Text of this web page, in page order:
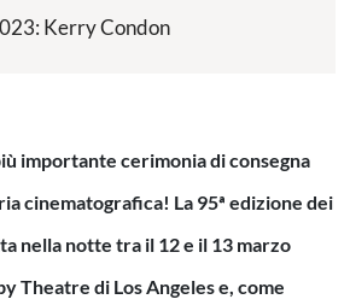
Kerry Condon
importante cerimonia di consegna
cinematografica! La 95ª edizione dei
nella notte tra il 12 e il 13 marzo
Theatre di Los Angeles e, come